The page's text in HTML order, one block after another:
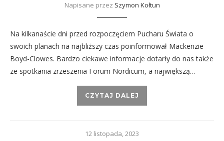
Napisane przez Szymon Kołtun
Na kilkanaście dni przed rozpoczęciem Pucharu Świata o
swoich planach na najbliższy czas poinformował Mackenzie
Boyd-Clowes. Bardzo ciekawe informacje dotarły do nas także
ze spotkania zrzeszenia Forum Nordicum, a największą…
CZYTAJ DALEJ
12 listopada, 2023